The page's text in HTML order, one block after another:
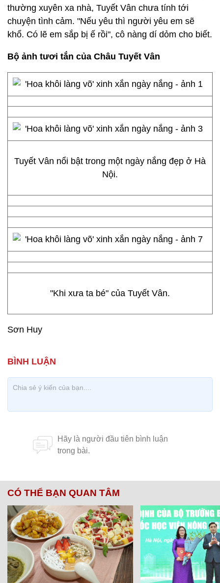
thường xuyên xa nhà, Tuyết Vân chưa tính tới
chuyện tình cảm. "Nếu yêu thì người yêu em sẽ
khổ. Có lẽ em sắp bị ế rồi", cô nàng dí dỏm cho biết.
Bộ ảnh tươi tắn của Châu Tuyết Vân
Tuyết Vân nổi bật trong một ngày nắng đẹp ở Hà
Nội.
"Khi xưa ta bé" của Tuyết Vân.
Sơn Huy
CÓ THỂ BẠN QUAN TÂM